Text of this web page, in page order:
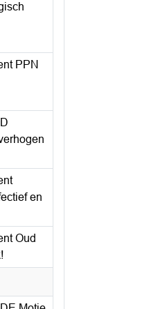
PPN
en
Oud